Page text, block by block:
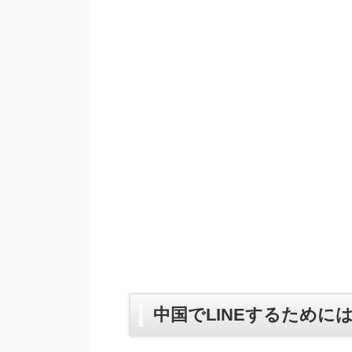
中国でLINEするために